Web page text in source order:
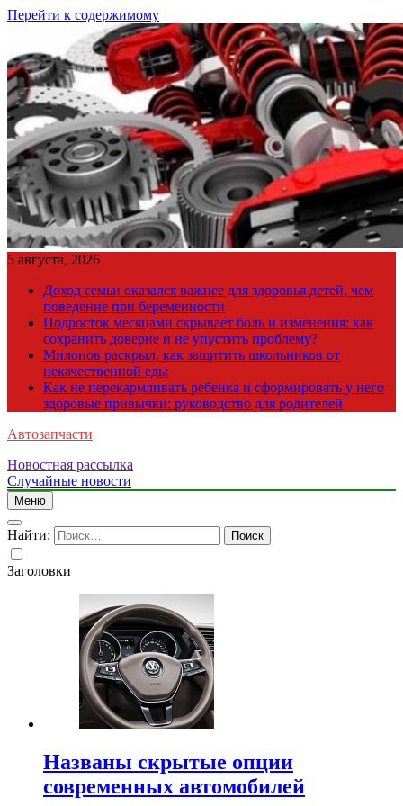
Перейти к содержимому
5 августа, 2026
Доход семьи оказался важнее для здоровья детей, чем
поведение при беременности
Подросток месяцами скрывает боль и изменения: как
сохранить доверие и не упустить проблему?
Милонов раскрыл, как защитить школьников от
некачественной еды
Как не перекармливать ребенка и сформировать у него
здоровые привычки: руководство для родителей
Автозапчасти
Новостная рассылка
Случайные новости
Меню
Найти:
Заголовки
Названы скрытые опции
современных автомобилей